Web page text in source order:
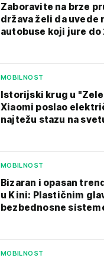
Zaboravite na brze
država želi da uvede
autobuse koji jure do
MOBILNOST
Istorijski krug u
Xiaomi poslao
najtežu stazu na
MOBILNOST
Bizaran i opasan
u Kini: Plastičnim
bezbednosne
MOBILNOST